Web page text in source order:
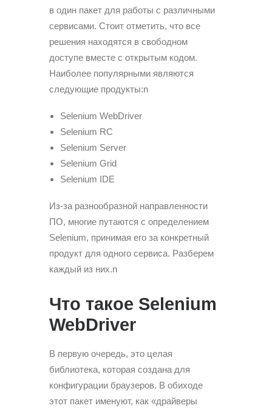
в один пакет для работы с различными
сервисами. Стоит отметить, что все
решения находятся в свободном
доступе вместе с открытым кодом.
Наиболее популярными являются
следующие продукты:n
Selenium WebDriver
Selenium RC
Selenium Server
Selenium Grid
Selenium IDE
Из-за разнообразной направленности
ПО, многие путаются с определением
Selenium, принимая его за конкретный
продукт для одного сервиса. Разберем
каждый из них.n
Что такое Selenium
WebDriver
В первую очередь, это целая
библиотека, которая создана для
конфигурации браузеров. В обиходе
этот пакет именуют, как «драйверы